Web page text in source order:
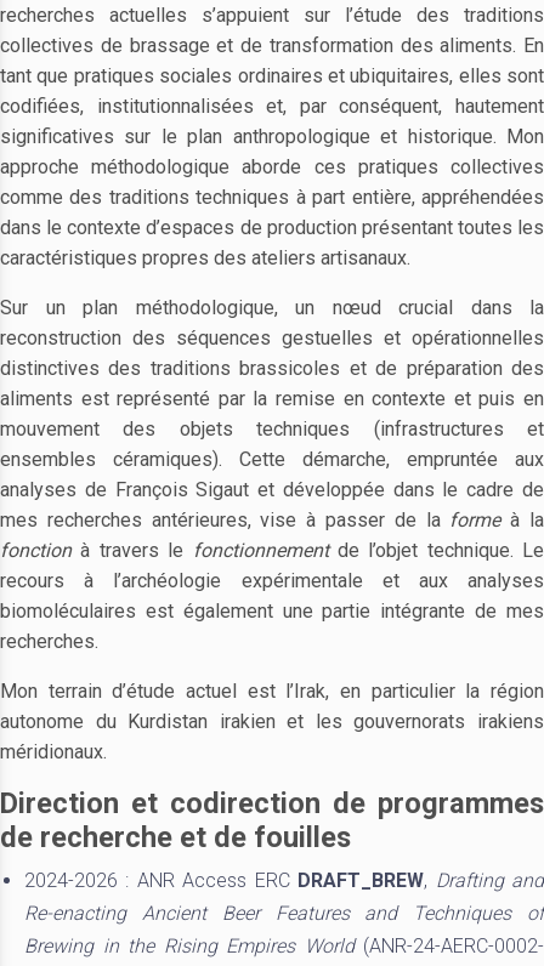
recherches actuelles s’appuient sur l’étude des traditions
collectives de brassage et de transformation des aliments. En
tant que pratiques sociales ordinaires et ubiquitaires, elles sont
codifiées, institutionnalisées et, par conséquent, hautement
significatives sur le plan anthropologique et historique. Mon
approche méthodologique aborde ces pratiques collectives
comme des traditions techniques à part entière, appréhendées
dans le contexte d’espaces de production présentant toutes les
caractéristiques propres des ateliers artisanaux.
Sur un plan méthodologique, un nœud crucial dans la
reconstruction des séquences gestuelles et opérationnelles
distinctives des traditions brassicoles et de préparation des
aliments est représenté par la remise en contexte et puis en
mouvement des objets techniques (infrastructures et
ensembles céramiques). Cette démarche, empruntée aux
analyses de François Sigaut et développée dans le cadre de
mes recherches antérieures, vise à passer de la formeà la
fonctionà travers le fonctionnementde l’objet technique. Le
recours à l’archéologie expérimentale et aux analyses
biomoléculaires est également une partie intégrante de mes
recherches.
Mon terrain d’étude actuel est l’Irak, en particulier la région
autonome du Kurdistan irakien et les gouvernorats irakiens
méridionaux.
Direction et codirection de programmes
de recherche et de fouilles
2024-2026 : ANR Access ERC DRAFT_BREW, Drafting and
Re-enacting Ancient Beer Features and Techniques of
Brewing in the Rising Empires World(ANR-24-AERC-0002-